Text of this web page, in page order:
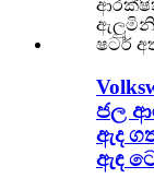
ජල
ඇද
ඇඳ